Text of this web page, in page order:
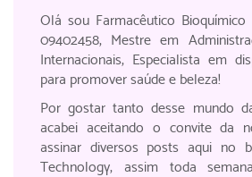
Olá sou Farmacêutico Bioquímico
09402458, Mestre em
Internacionais, Especialista em
para promover saúde e beleza!
Por gostar tanto desse mundo
acabei aceitando o convite da
assinar diversos posts aqui no
Technology, assim toda